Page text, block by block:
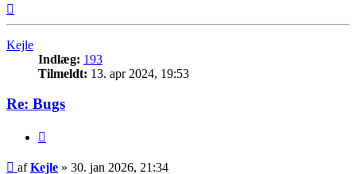
Kejle
Indlæg: 193
Tilmeldt: 13. apr 2024, 19:53
Re: Bugs
Indlæg
afKejle » 30. jan 2026, 21:34